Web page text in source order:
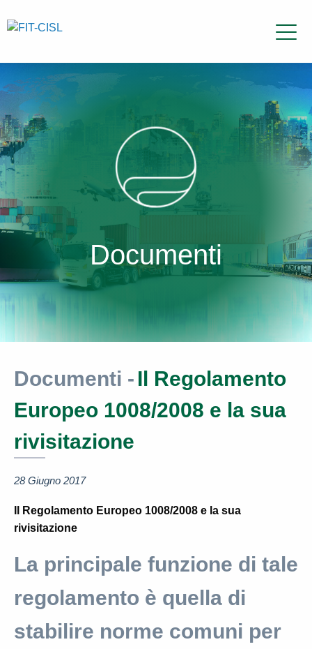
Documenti
Documenti - Il Regolamento
Europeo 1008/2008 e la sua
rivisitazione
28 Giugno 2017
Il Regolamento Europeo 1008/2008 e la sua
rivisitazione
La principale funzione di tale
regolamento è quella di
stabilire norme comuni per